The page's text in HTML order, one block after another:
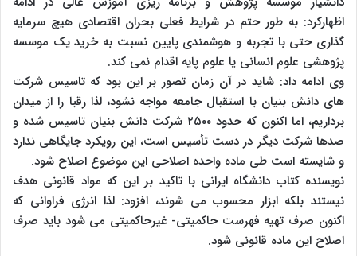
اظهارکرد: به طور حتم در شرایط فعلی بحران اقتصادی هیچ سرمایه
گذاری حتی با تجربه و هوشمندی پایین نسبت به خرید یک موسسه
پژوهشی علوم انسانی یا علوم پایه اقدام نمی کند.
وی ادامه داد: شاید در آن زمان تصور بر این بود که تاسیس شرکت
های دانش بنیان با استقبال جامعه مواجه نشود، لذا رقبا را از میدان
برداریم، اما اکنون که حدود ۲۵۰۰ شرکت دانش بنیان تاسیس شده و
صدها شرکت دیگر در دست تأسیس است، این رویکرد جایگاهی ندارد
و شایسته است طی ماده واحده اصلاحی این موضوع اصلاح شود.
نویسنده کتاب دانشگاه ایرانی با تاکید بر این که مواد قانونی هدف
نیستند بلکه ابزار محسوب می شوند، افزود: لذا انرژی فراوانی که
اکنون صرف تهیه فهرست حاکمیتی- غیرحاکمیتی می شود باید صرف
اصلاح این ماده قانونی شود.